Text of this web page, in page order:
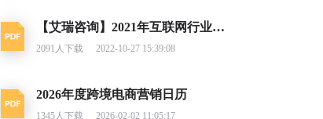
【艾瑞咨询】2021年互联网行业挑战与机遇白皮书
2091 人下载 2022-10-27 15:39:08
2026年度跨境电商营销日历
1345人下载 2026-02-02 11:05:17